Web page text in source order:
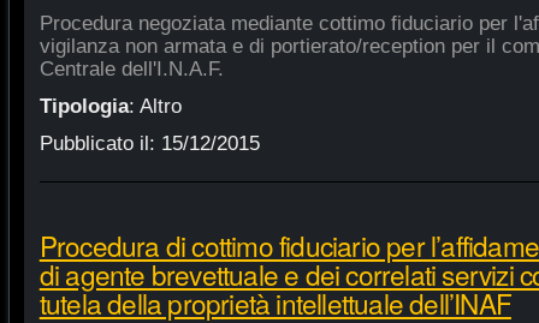
Procedura negoziata mediante cottimo fiduciario per
vigilanza non armata e di portierato/reception per il
Centrale dell'I.N.A.F.
Tipologia: Altro
Pubblicato il: 15/12/2015
Procedura di cottimo fiduciario per
di agente brevettuale e dei correlati servizi
tutela della proprietà intellettuale dell’INAF